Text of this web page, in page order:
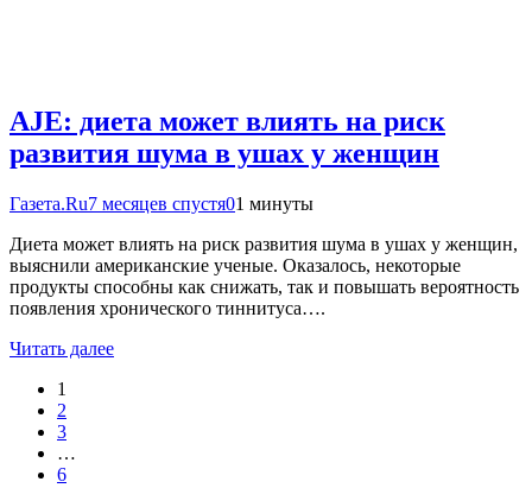
AJE: диета может влиять на риск
развития шума в ушах у женщин
Газета.Ru7 месяцев спустя01 минуты
Диета может влиять на риск развития шума в ушах у женщин,
выяснили американские ученые. Оказалось, некоторые
продукты способны как снижать, так и повышать вероятность
появления хронического тиннитуса….
Читать далее
1
2
3
…
6